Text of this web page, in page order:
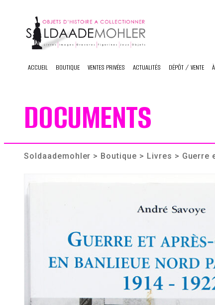
content
ACCUEIL BOUTIQUE VENTES PRIVÉES ACTUALITÉS DÉPÔT / VENTE
DOCUMENTS
Soldaademohler > Boutique > Livres > Guerre